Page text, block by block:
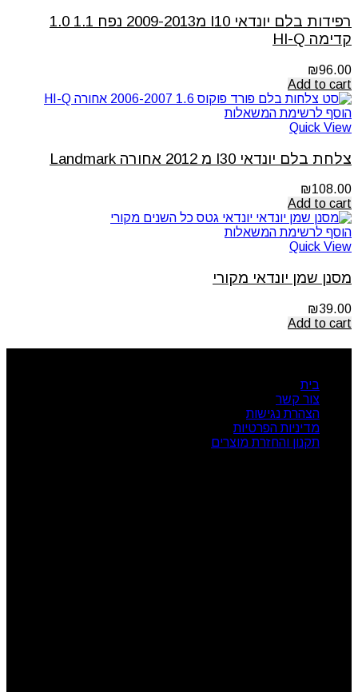
רפידות בלם יונדאי I10 מ2009-2013 נפח 1.1 1.0
קדימה HI-Q
₪96.00
Add to cart
הוסף לרשימת המשאלות
Quick View
צלחת בלם יונדאי I30 מ 2012 אחורה Landmark
₪108.00
Add to cart
הוסף לרשימת המשאלות
Quick View
מסנן שמן יונדאי מקורי
₪39.00
Add to cart
בית
צור קשר
הצהרת נגישות
מדיניות הפרטיות
תקנון והחזרת מוצרים